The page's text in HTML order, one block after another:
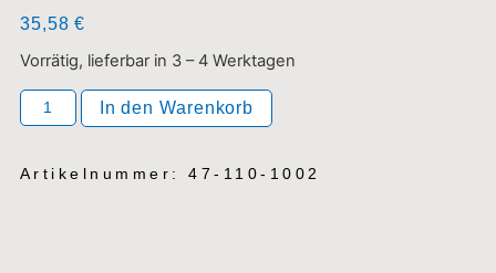
35,58€
Vorrätig, lieferbar in 3 – 4 Werktagen
In den Warenkorb
Artikelnummer: 47-110-1002